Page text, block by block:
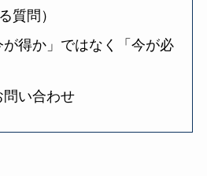
質問）
得か」ではなく「今が必
問い合わせ